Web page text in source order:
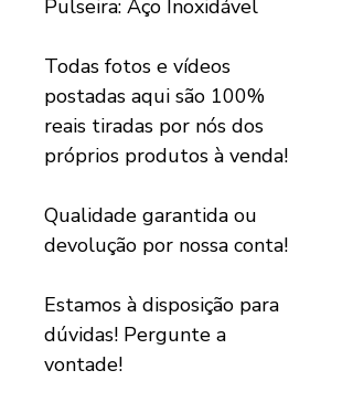
Pulseira: Aço Inoxidável
Todas fotos e vídeos
postadas aqui são 100%
reais tiradas por nós dos
próprios produtos à venda!
Qualidade garantida ou
devolução por nossa conta!
Estamos à disposição para
dúvidas! Pergunte a
vontade!